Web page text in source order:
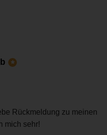
sagt:
Rückmeldung zu meinen
mich sehr!